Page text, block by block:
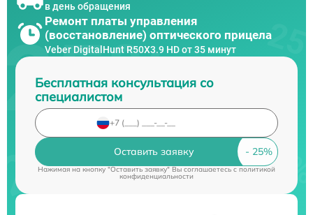
в день обращения
Ремонт платы управления
(восстановление) оптического прицела
Veber DigitalHunt R50X3.9 HD от 35 минут
Бесплатная консультация со
специалистом
Оставить заявку
Нажимая на кнопку "Оставить заявку" Вы соглашаетесь cполитикой
конфиденциальности